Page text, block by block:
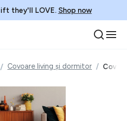
they'll LOVE. Shop now
Covoare living și dormitor